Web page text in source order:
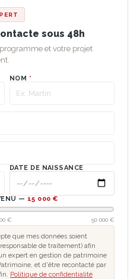
sous 48h
et votre projet
NOM *
DATE DE NAISSANCE
— 15 000 €
€ 50 000 €
que mes données soient
de traitement) afin
expert en gestion de patrimoine
et d'être recontacté par
Politique de confidentialité